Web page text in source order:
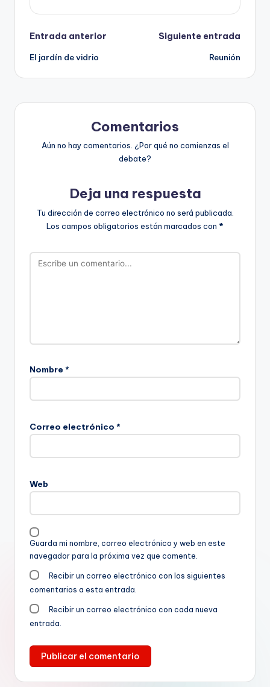
Navegación
de
Entrada anterior
El jardín de vidrio
Siguiente entrada
Reunión
Comentarios
Aún no hay comentarios. ¿Por qué no comienzas el
debate?
Deja una respuesta
Tu dirección de correo electrónico no será publicada.
Los campos obligatorios están marcados con *
Nombre *
Correo electrónico *
Web
Guarda mi nombre, correo electrónico y web en este
navegador para la próxima vez que comente.
Recibir un correo electrónico con los siguientes
comentarios a esta entrada.
Recibir un correo electrónico con cada nueva
entrada.